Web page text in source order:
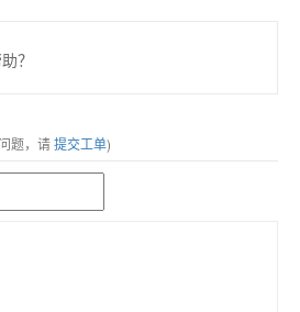
？
题，请提交工单)